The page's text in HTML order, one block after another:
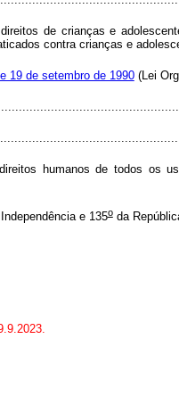
de crianças e
contra crianças e
19 de setembro de 1990(Lei
humanos de todos os
e 135oda
.9.2023.